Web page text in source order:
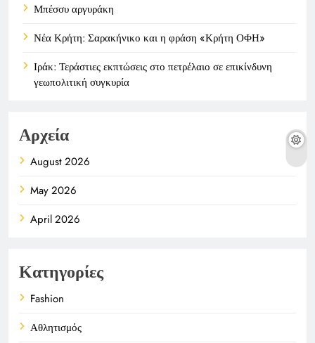
Μπέσσυ αργυράκη
Νέα Κρήτη: Σαρακήνικο και η φράση «Κρήτη ΟΦΗ»
Ιράκ: Τεράστιες εκπτώσεις στο πετρέλαιο σε επικίνδυνη
γεωπολιτική συγκυρία
Αρχεία
August 2026
May 2026
April 2026
Κατηγορίες
Fashion
Αθλητισμός